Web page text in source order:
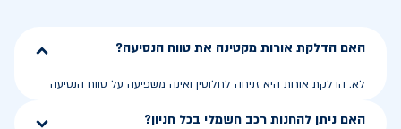
האם הדלקת אורות מקטינה את טווח הנסיעה?
לא. הדלקת אורות היא זניחה לחלוטין ואינה משפיעה על טווח הנסיעה
האם ניתן להחנות רכב חשמלי בכל חניון?